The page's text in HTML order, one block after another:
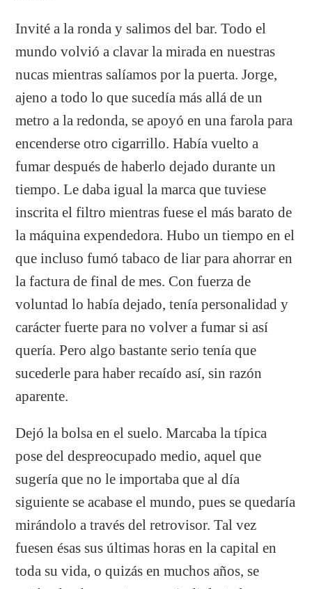
Invité a la ronda y salimos del bar. Todo el
mundo volvió a clavar la mirada en nuestras
nucas mientras salíamos por la puerta. Jorge,
ajeno a todo lo que sucedía más allá de un
metro a la redonda, se apoyó en una farola para
encenderse otro cigarrillo. Había vuelto a
fumar después de haberlo dejado durante un
tiempo. Le daba igual la marca que tuviese
inscrita el filtro mientras fuese el más barato de
la máquina expendedora. Hubo un tiempo en el
que incluso fumó tabaco de liar para ahorrar en
la factura de final de mes. Con fuerza de
voluntad lo había dejado, tenía personalidad y
carácter fuerte para no volver a fumar si así
quería. Pero algo bastante serio tenía que
sucederle para haber recaído así, sin razón
aparente.
Dejó la bolsa en el suelo. Marcaba la típica
pose del despreocupado medio, aquel que
sugería que no le importaba que al día
siguiente se acabase el mundo, pues se quedaría
mirándolo a través del retrovisor. Tal vez
fuesen ésas sus últimas horas en la capital en
toda su vida, o quizás en muchos años, se